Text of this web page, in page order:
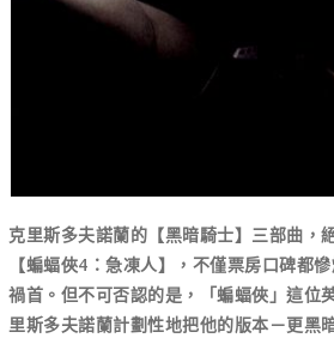
克里斯多夫諾蘭的【黑暗騎士】三部曲，
【蝙蝠俠4：急凍人】，不僅票房口碑都
禍首。但不可否認的是，「蝙蝠俠」這位
里斯多夫諾蘭計劃性地把他的版本－更黑